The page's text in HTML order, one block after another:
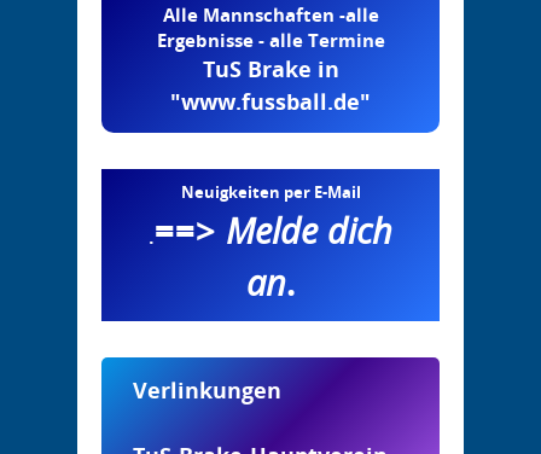
Alle Mannschaften -alle
Ergebnisse - alle Termine
TuS Brake in
"www.fussball.de"
Neuigkeiten per E-Mail
.==> Melde dich
an.
Verlinkungen